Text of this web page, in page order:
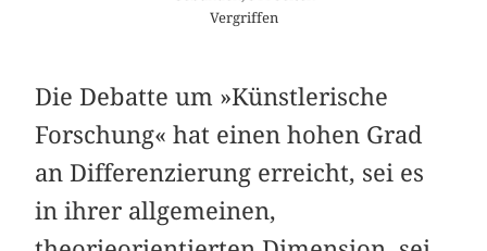
Vergriffen
Die Debatte um »Künstlerische
Forschung« hat einen hohen Grad
an Differenzierung erreicht, sei es
in ihrer allgemeinen,